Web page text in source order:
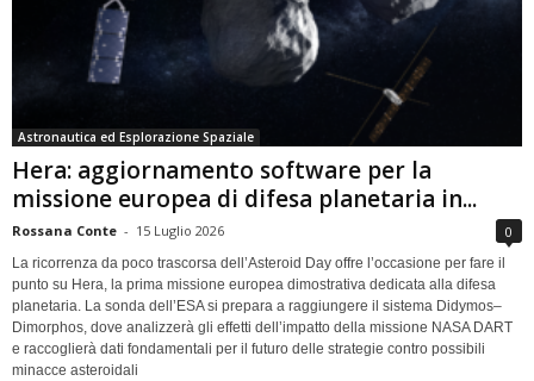
Astronautica ed Esplorazione Spaziale
Hera: aggiornamento software per la
missione europea di difesa planetaria in...
Rossana Conte - 15 Luglio 2026 0
La ricorrenza da poco trascorsa dell’Asteroid Day offre l’occasione per fare il
punto su Hera, la prima missione europea dimostrativa dedicata alla difesa
planetaria. La sonda dell’ESA si prepara a raggiungere il sistema Didymos–
Dimorphos, dove analizzerà gli effetti dell’impatto della missione NASA DART
e raccoglierà dati fondamentali per il futuro delle strategie contro possibili
minacce asteroidali